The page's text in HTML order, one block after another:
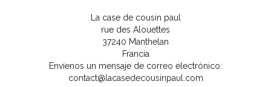
La case de cousin paul
rue des Alouettes
37240 Manthelan
Francia
Envíenos un mensaje de correo electrónico:
contact@lacasedecousinpaul.com